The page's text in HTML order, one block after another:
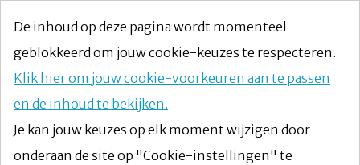
De inhoud op deze pagina wordt momenteel
geblokkeerd om jouw cookie-keuzes te respecteren.
Klik hier om jouw cookie-voorkeuren aan te passen
en de inhoud te bekijken.
Je kan jouw keuzes op elk moment wijzigen door
onderaan de site op "Cookie-instellingen" te